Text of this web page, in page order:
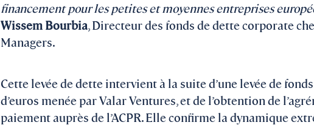
financement pour les petites et moyennes entreprises
Wissem Bourbia, Directeur des fonds de dette corporate
Managers.
Cette levée de dette intervient à la suite d’une levée de
d’euros menée par Valar Ventures, et de l’obtention de
paiement auprès de l’ACPR. Elle confirme la dynamique